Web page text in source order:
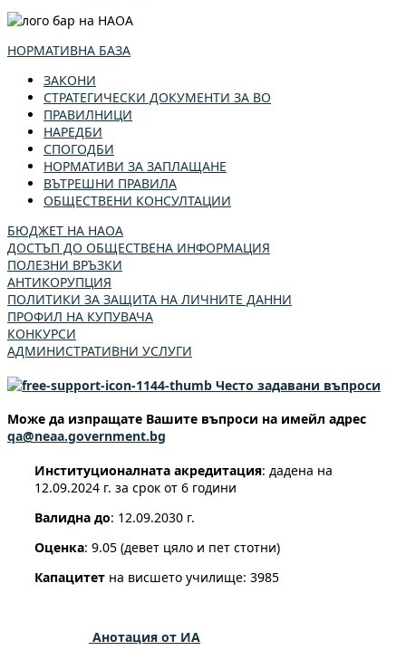
НОРМАТИВНА БАЗА
ЗАКОНИ
СТРАТЕГИЧЕСКИ ДОКУМЕНТИ ЗА ВО
ПРАВИЛНИЦИ
НАРЕДБИ
СПОГОДБИ
НОРМАТИВИ ЗА ЗАПЛАЩАНЕ
ВЪТРЕШНИ ПРАВИЛА
ОБЩЕСТВЕНИ КОНСУЛТАЦИИ
БЮДЖЕТ НА НАОА
ДОСТЪП ДО ОБЩЕСТВЕНА ИНФОРМАЦИЯ
ПОЛЕЗНИ ВРЪЗКИ
АНТИКОРУПЦИЯ
ПОЛИТИКИ ЗА ЗАЩИТА НА ЛИЧНИТЕ ДАННИ
ПРОФИЛ НА КУПУВАЧА
КОНКУРСИ
АДМИНИСТРАТИВНИ УСЛУГИ
Често задавани въпроси
Може да изпращате Вашите въпроси на имейл адрес
qa@neaa.government.bg
Институционалната акредитация: дадена на
12.09.2024 г. за срок от 6 години
Валидна до: 12.09.2030 г.
Оценка: 9.05 (девет цяло и пет стотни)
Капацитет на висшето училище: 3985
Анотация от ИА